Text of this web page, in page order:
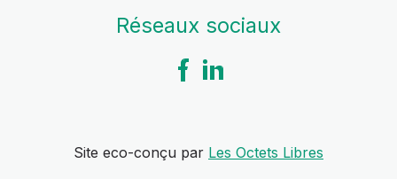
Réseaux sociaux
Site eco-conçu par Les Octets Libres